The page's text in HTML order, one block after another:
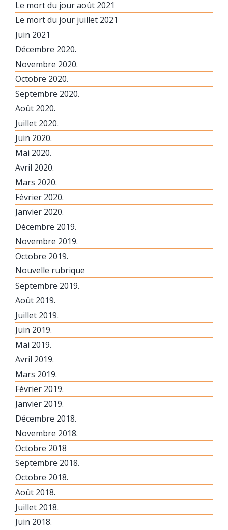
Le mort du jour août 2021
Le mort du jour juillet 2021
Juin 2021
Décembre 2020.
Novembre 2020.
Octobre 2020.
Septembre 2020.
Août 2020.
Juillet 2020.
Juin 2020.
Mai 2020.
Avril 2020.
Mars 2020.
Février 2020.
Janvier 2020.
Décembre 2019.
Novembre 2019.
Octobre 2019.
Nouvelle rubrique
Septembre 2019.
Août 2019.
Juillet 2019.
Juin 2019.
Mai 2019.
Avril 2019.
Mars 2019.
Février 2019.
Janvier 2019.
Décembre 2018.
Novembre 2018.
Octobre 2018
Septembre 2018.
Octobre 2018.
Août 2018.
Juillet 2018.
Juin 2018.